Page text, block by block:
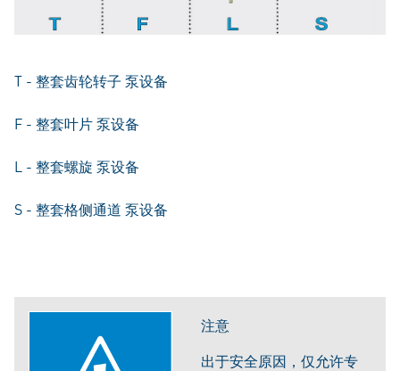
T - 整套齿轮转子 泵设备
F - 整套叶片 泵设备
L - 整套螺旋 泵设备
S - 整套格侧通道 泵设备
注意
出于安全原因，仅允许专